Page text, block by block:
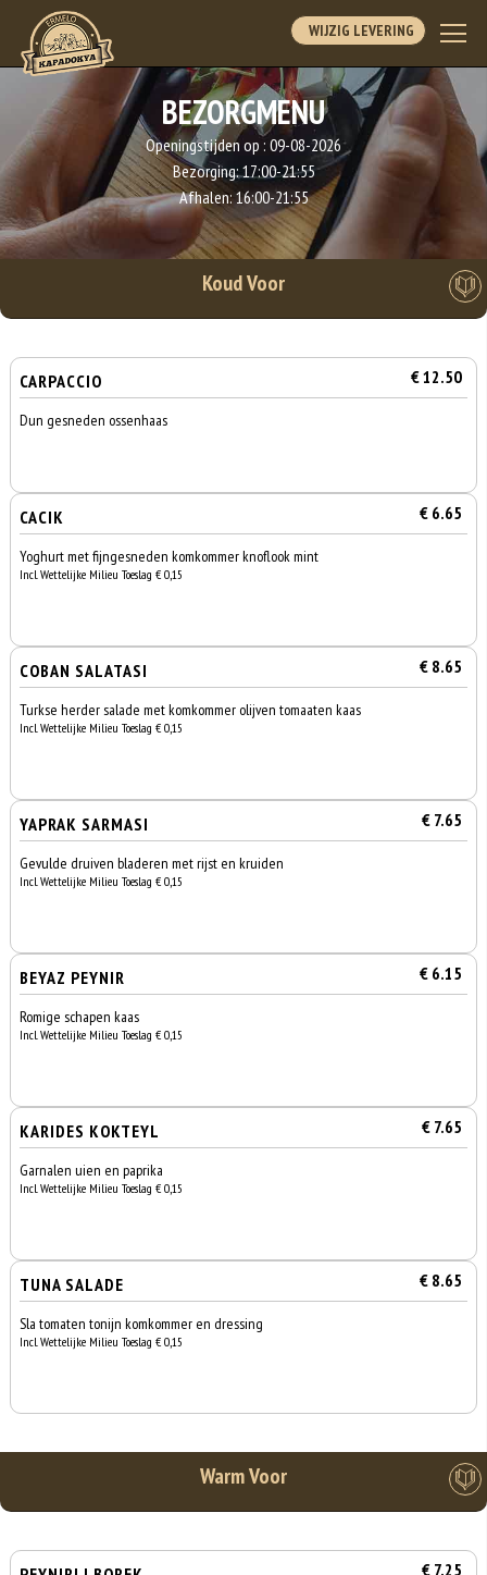
WIJZIG LEVERING
BEZORGMENU
Openingstijden op : 09-08-2026
Bezorging:17:00-21:55
Afhalen:16:00-21:55
Koud Voor
CARPACCIO € 12.50
Dun gesneden ossenhaas
CACIK € 6.65
Yoghurt met fijngesneden komkommer knoflook mint
Incl. Wettelijke Milieu Toeslag € 0,15
COBAN SALATASI € 8.65
Turkse herder salade met komkommer olijven tomaaten kaas
Incl. Wettelijke Milieu Toeslag € 0,15
YAPRAK SARMASI € 7.65
Gevulde druiven bladeren met rijst en kruiden
Incl. Wettelijke Milieu Toeslag € 0,15
BEYAZ PEYNIR € 6.15
Romige schapen kaas
Incl. Wettelijke Milieu Toeslag € 0,15
KARIDES KOKTEYL € 7.65
Garnalen uien en paprika
Incl. Wettelijke Milieu Toeslag € 0,15
TUNA SALADE € 8.65
Sla tomaten tonijn komkommer en dressing
Incl. Wettelijke Milieu Toeslag € 0,15
Warm Voor
€ 7.25